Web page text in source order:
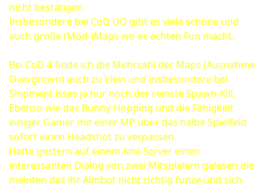
nicht bestätigen.
Insbesondere bei CoD UO gibt es viele schöne und
auch große (Mod-)Maps wo es echten Fun macht.
Bei CoD 4 finde ich die Mehrzahl der Maps (Ausnahme
Overgrown) auch zu klein und insbesondere bei
Shipment isses ja nur noch der reinste Spawn-Kill.
Ebenso wie das Bunny-Hopping und die Fähigkeit
einiger Gamer mit einer MP über das halbe Spielfeld
sofort einen Headshot zu verpassen.
Hatte gestern auf einem Ami-Server einen
interessanten Dialog von zwei Mitspielern gelesen die
meinten das ihr Aimbot nicht richtig funze und sich